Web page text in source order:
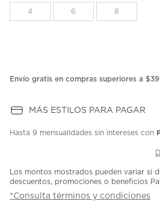
4 6 8
Envío gratis en compras superiores a
MÁS ESTILOS PARA PAGAR
Hasta 9 mensualidades sin intereses con
Los montos mostrados pueden variar si
descuentos, promociones o beneficios
*Consulta términos y condiciones